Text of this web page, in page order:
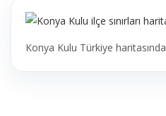
Konya Kulu Türkiye haritasında